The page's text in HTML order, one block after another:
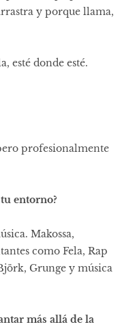
y porque llama,
esté donde esté.
profesionalmente
entorno?
Makossa,
como Fela, Rap
Grunge y música
más allá de la